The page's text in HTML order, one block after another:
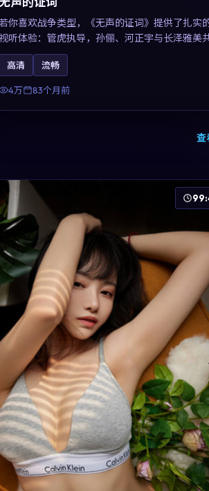
你喜欢战争类型，《无声的证词》提供了扎实
听体验：管虎执导，孙俪、河正宇与长泽雅美
演绎。影片2019年于澳大利亚上映，内容在罪案
型框架内探讨制度与个体关系，关键词包含高清
畅、人物关系与情节反转，适合检索「2019战
高清 流畅
4万 83个月前
查